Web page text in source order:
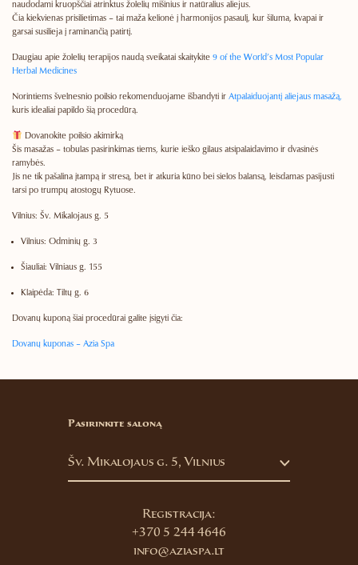
naudodami kruopščiai atrinktus žolelių mišinius ir natūralius aliejus.
Čia kiekvienas prisilietimas – tai maža kelionė į harmonijos pasaulį, kur šiluma, kvapai ir
garsai susilieja į raminančią patirtį.
Daugiau apie žolelių terapijos naudą sveikatai skaitykite 9 of the World’s Most Popular
Herbal Medicines
Norintiems švelnesnio poilsio rekomenduojame išbandyti ir Atpalaiduojantį aliejaus masažą,
kuris idealiai papildo šią procedūrą.
Dovanokite poilsio akimirką
Šis masažas – tobulas pasirinkimas tiems, kurie ieško gilaus atsipalaidavimo ir dvasinės
ramybės.
Jis ne tik pašalina įtampą ir stresą, bet ir atkuria kūno bei sielos balansą, leisdamas pasijusti
tarsi po trumpų atostogų Rytuose.
Vilnius: Šv. Mikalojaus g. 5
Vilnius: Odminių g. 3
Šiauliai: Vilniaus g. 155
Klaipėda: Tiltų g. 6
Dovanų kuponą šiai procedūrai galite įsigyti čia:
Dovanų kuponas – Azia Spa
Pasirinkite saloną
Šv. Mikalojaus g. 5, Vilnius
Registracija:
+370 5 244 4646
info@aziaspa.lt